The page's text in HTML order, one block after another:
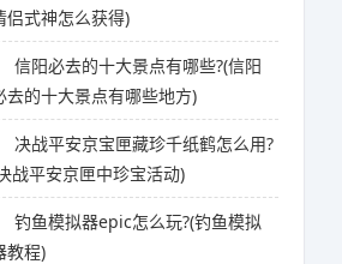
侣式神怎么获得)
信阳必去的十大景点有哪些?(信阳
去的十大景点有哪些地方)
决战平安京宝匣藏珍千纸鹤怎么用?
战平安京匣中珍宝活动)
钓鱼模拟器epic怎么玩?(钓鱼模拟
教程)